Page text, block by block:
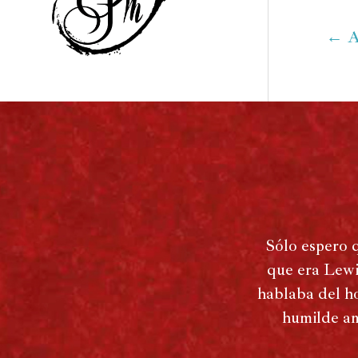
←
Sólo espero
que era
hablaba del
humilde